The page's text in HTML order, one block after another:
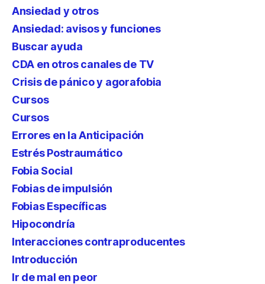
Ansiedad y otros
Ansiedad: avisos y funciones
Buscar ayuda
CDA en otros canales de TV
Crisis de pánico y agorafobia
Cursos
Cursos
Errores en la Anticipación
Estrés Postraumático
Fobia Social
Fobias de impulsión
Fobias Específicas
Hipocondría
Interacciones contraproducentes
Introducción
Ir de mal en peor